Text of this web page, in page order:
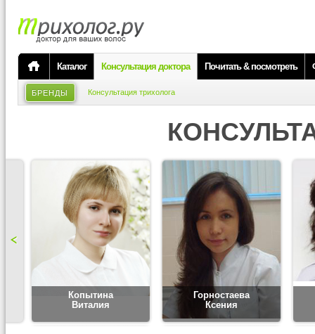
Каталог Консультация доктора Почитать & посмотреть
БРЕНДЫ Консультация трихолога
Копытина
Виталия
Горностаева
Ксения